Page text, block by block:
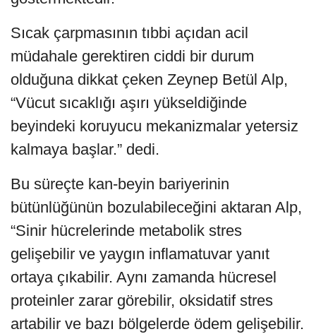
Sıcak çarpmasının tıbbi açıdan acil
müdahale gerektiren ciddi bir durum
olduğuna dikkat çeken Zeynep Betül Alp,
“Vücut sıcaklığı aşırı yükseldiğinde
beyindeki koruyucu mekanizmalar yetersiz
kalmaya başlar.” dedi.
Bu süreçte kan-beyin bariyerinin
bütünlüğünün bozulabileceğini aktaran Alp,
“Sinir hücrelerinde metabolik stres
gelişebilir ve yaygın inflamatuvar yanıt
ortaya çıkabilir. Aynı zamanda hücresel
proteinler zarar görebilir, oksidatif stres
artabilir ve bazı bölgelerde ödem gelişebilir.